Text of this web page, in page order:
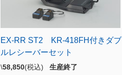
EX-RR ST2 KR-418FH付きダブ
ルレシーバーセット
\58,850(税込) 生産終了